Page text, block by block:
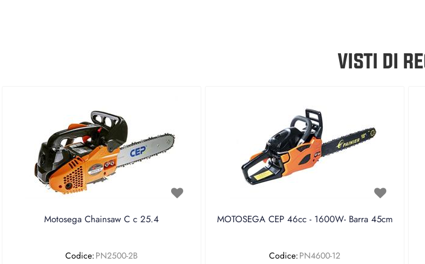
VISTI DI
Motosega Chainsaw C c 25.4
Codice: PN2500-2B
MOTOSEGA CEP 46cc - 1600W- Barra 45cm
Codice: PN4600-12